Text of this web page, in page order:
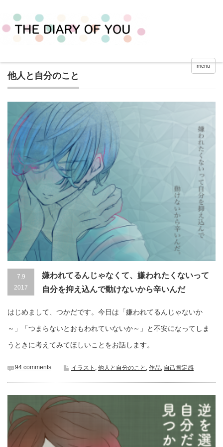
menu
他人と自分のこと
7.9
2017
嫌われてるんじゃなくて、嫌われたくないって
自分を抑え込んで動けないから辛いんだ
はじめまして、つかだです。今日は「嫌われてるんじゃないか
～」「つまらないとおもわれていないか～」と不安になってしま
うときに考えてみてほしいことをお話します。
94 comments イラスト 他人と自分のこと 作品 自己肯定感